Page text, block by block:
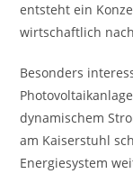
entsteht ein
wirtschaftlich
Besonders
dynamischem
am Kaiserstuhl
Energiesystem